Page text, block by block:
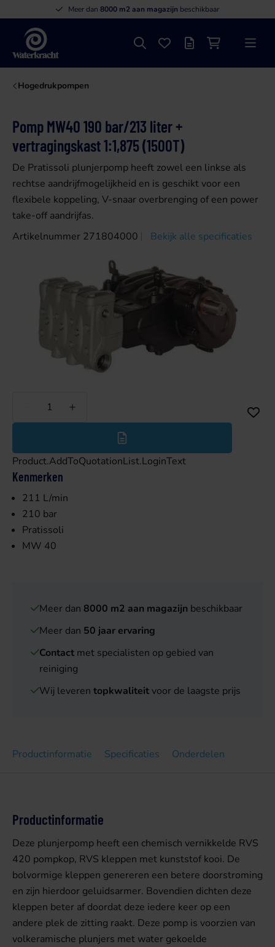
Meer dan 8000 m2 aan magazijn beschikbaar
Waterkracht
ZoekenFavorieten
OffertelijstWinkelwagen
Menu
Hogedrukpompen
Pomp MW40 190 bar/213 liter +
vertragingskast 1:1,875 (1500T)
De Pratissoli plunjerpomp heeft zowel een linkse als
rechtse aandrijfmogelijkheid en is geschikt voor een
flexibele koppeling, V-snaar overbrenging of een power
take-off aandrijfas.
Artikelnummer 271804000
Bekijk alle specificaties
Minder
Product.AddToQuotationList.LoginText
Kenmerken
211 L/min
210 bar
Pratissoli
MW 40
Meer dan 8000 m2 aan magazijn beschikbaar
Meer dan 50 jaar ervaring
Contact met specialisten op gebied van
reiniging
Wij leveren topkwaliteit voor de laagste prijs
Productinformatie Specificaties Onderdelen
Productinformatie
Deze plunjerpomp heeft een chemisch vernikkelde RVS
420 pompkop, RVS kleppen met kunststof kooi. De
bolvormige kleppen genereren een betere doorstroming
en zijn hierdoor geluidsarmer. Bovendien dichten deze
kleppen beter af doordat deze iedere keer op een
andere plek de zitting raakt. Deze pomp is voorzien van
volkeramische plunjers met water gekoelde